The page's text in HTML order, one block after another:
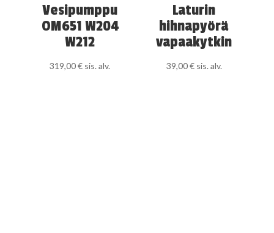
Vesipumppu
OM651 W204
W212
319,00€ sis. alv.
Laturin
hihnapyörä
vapaakytkin
39,00€ sis. alv.